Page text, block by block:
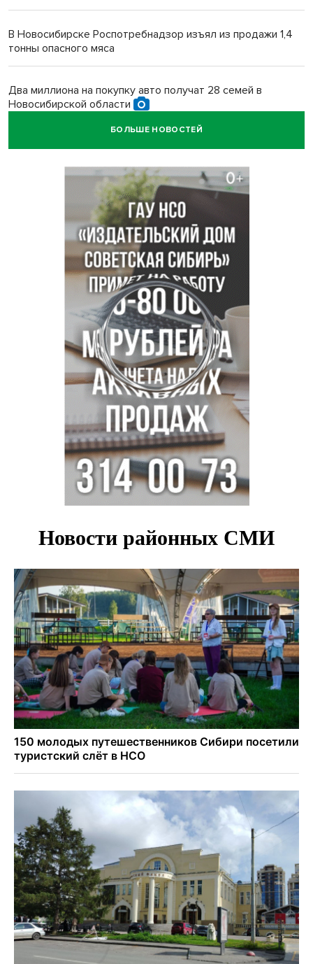
В Новосибирске Роспотребнадзор изъял из продажи 1,4
тонны опасного мяса
Два миллиона на покупку авто получат 28 семей в
Новосибирской области
В Новосибирской области больше тысячи человек
Ячейку международной группировки телефонных
мошенников накрыло ФСБ в Новосибирске
«Мамкиных грабителей» задержали за кражу с
пистолетом в Новосибирске
Царь-томат из Новосибирска побил рекорд России по
БОЛЬШЕ НОВОСТЕЙ